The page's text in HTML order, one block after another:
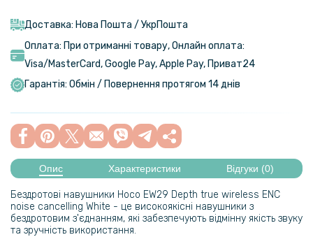
Доставка: Нова Пошта / УкрПошта
Оплата: При отриманні товару, Онлайн оплата:
Visa/MasterСard, Google Pay, Apple Pay, Приват24
Гарантія: Обмін / Повернення протягом 14 днів
Опис Характеристики Відгуки (0)
Бездротові навушники Hoco EW29 Depth true wireless ENC
noise cancelling White - це високоякісні навушники з
бездротовим з'єднанням, які забезпечують відмінну якість звуку
та зручність використання.